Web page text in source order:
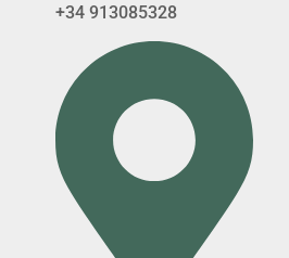
+34 913085328